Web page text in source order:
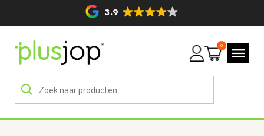
3.9
Mijn
0